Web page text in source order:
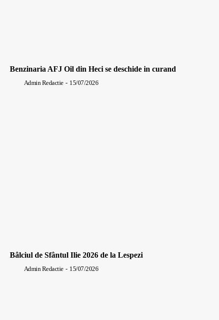
Benzinaria AFJ Oil din Heci se deschide in curand
Admin Redactie - 15/07/2026
Bâlciul de Sfântul Ilie 2026 de la Lespezi
Admin Redactie - 15/07/2026